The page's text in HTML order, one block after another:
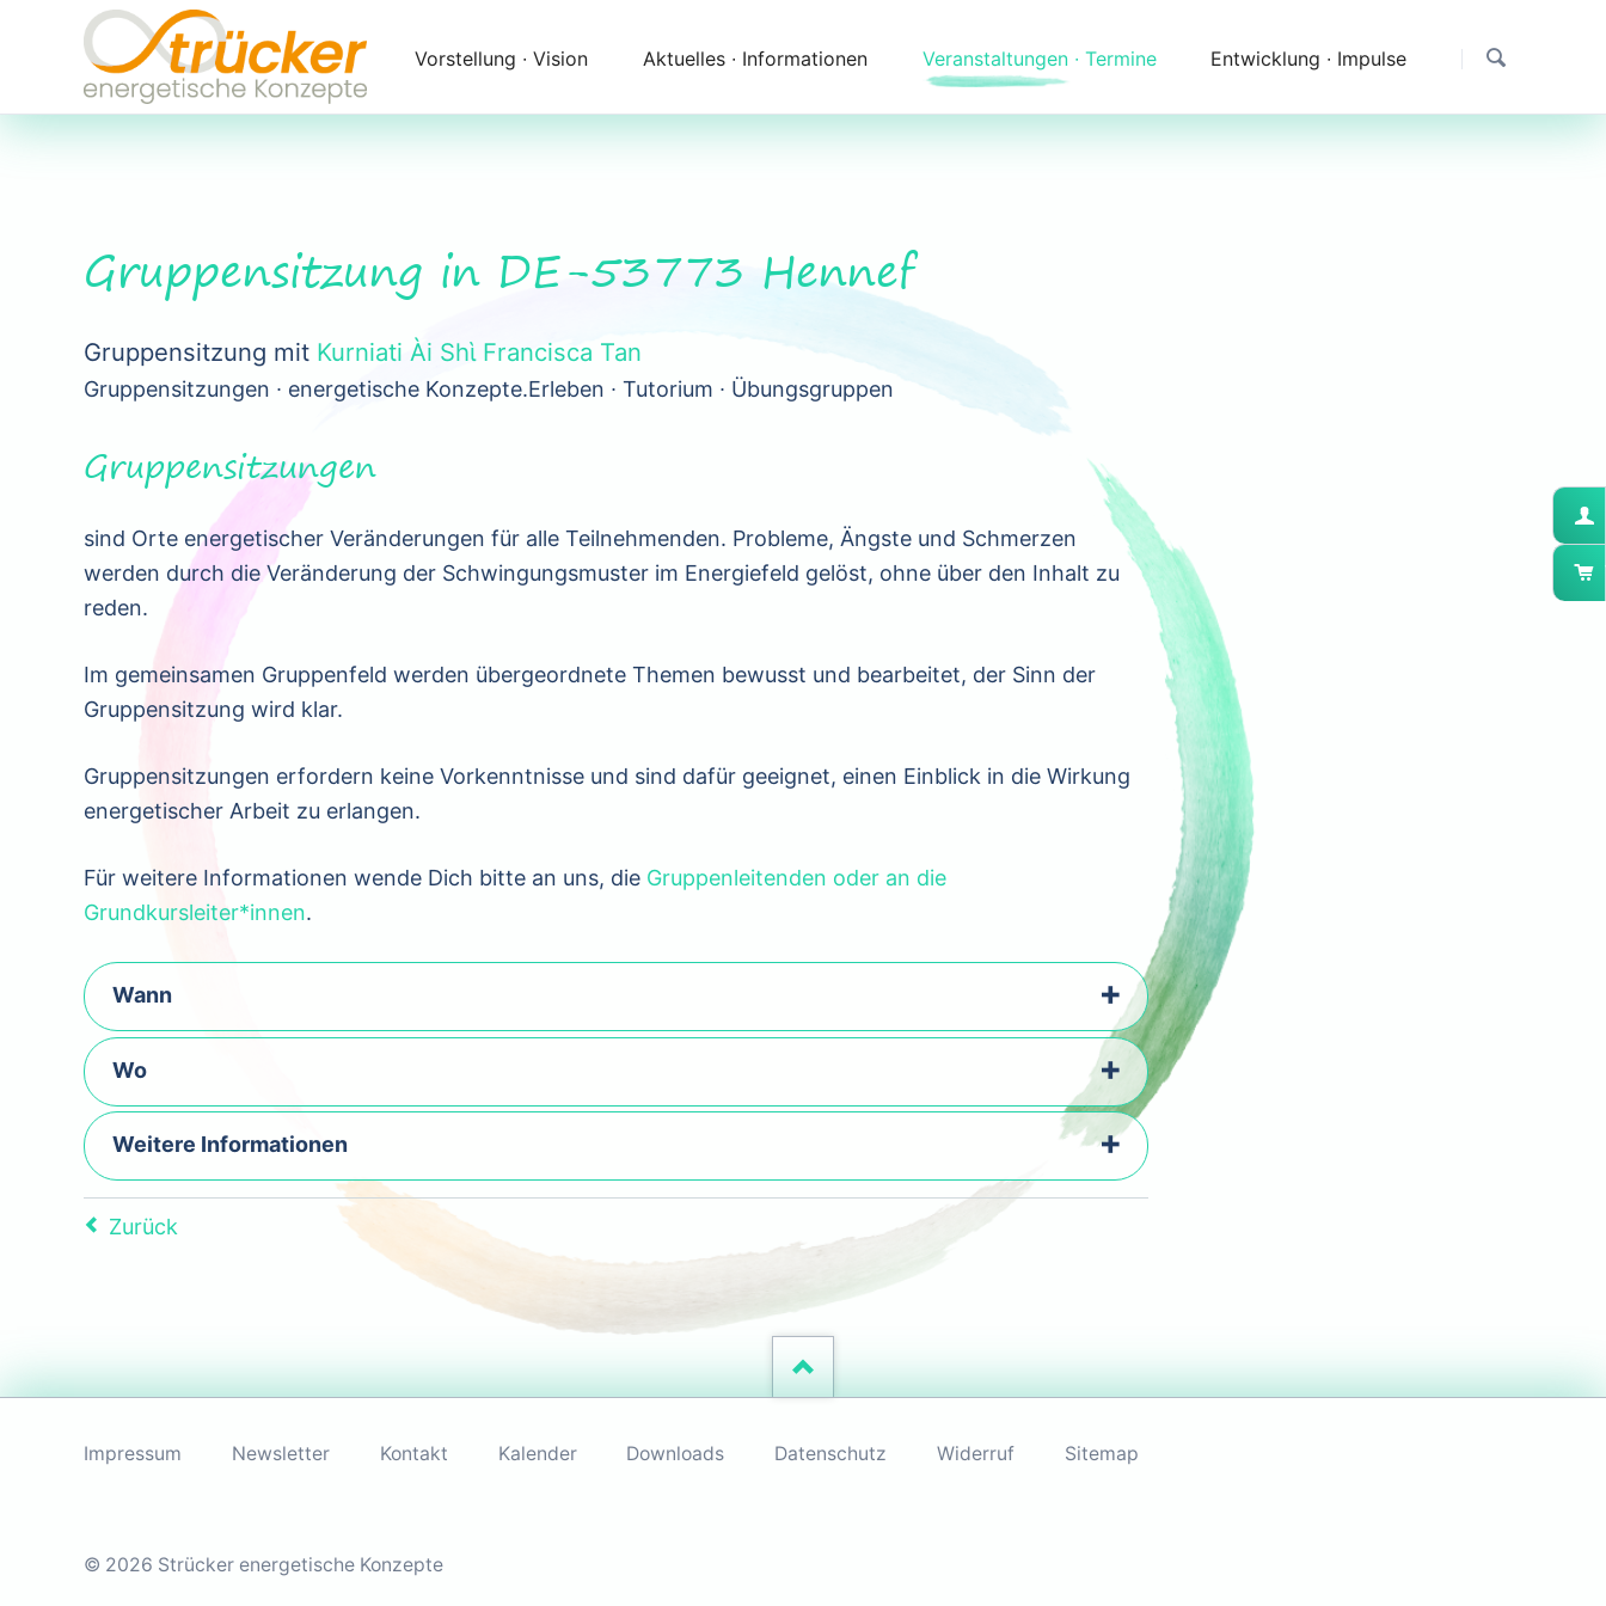
überspringen
Vorstellung ∙ Vision Aktuelles ∙ Informationen
Begleitung
Veranstaltungen ∙ Termine
Anfahrt
Entwicklung ∙ Impulse
Gruppensitzung in DE-53773 Hennef
Gruppensitzung mit Kurniati Ài Shὶ Francisca Tan
Gruppensitzungen ∙ energetische Konzepte.Erleben ∙ Tutorium ∙ Übungsgruppen
Gruppensitzungen
sind Orte energetischer Veränderungen für alle Teilnehmenden. Probleme, Ängste und Schmerzen
werden durch die Veränderung der Schwingungsmuster im Energiefeld gelöst, ohne über den Inhalt zu
reden.
Im gemeinsamen Gruppenfeld werden übergeordnete Themen bewusst und bearbeitet, der Sinn der
Gruppensitzung wird klar.
Gruppensitzungen erfordern keine Vorkenntnisse und sind dafür geeignet, einen Einblick in die Wirkung
energetischer Arbeit zu erlangen.
Für weitere Informationen wende Dich bitte an uns, die Gruppenleitenden oder an die
Grundkursleiter*innen.
Wann
Wo
Weitere Informationen
Zurück
überspringen
Impressum Newsletter Kontakt Kalender Downloads Datenschutz Widerruf Sitemap
© 2026 Strücker energetische Konzepte